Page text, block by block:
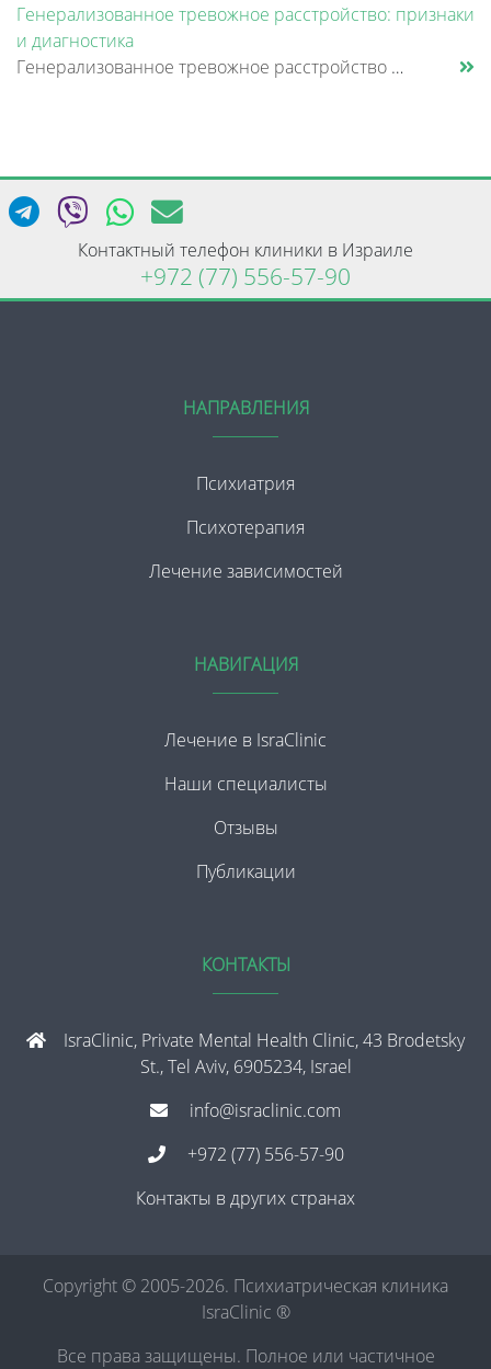
Генерализованное тревожное расстройство: признаки
и диагностика
Генерализованное тревожное расстройство — это состояние, при котором человек испытывает постоянное внутреннее напряжение......
Контактный телефон клиники в Израиле
+972 (77) 556-57-90
НАПРАВЛЕНИЯ
Психиатрия
Психотерапия
Лечение зависимостей
НАВИГАЦИЯ
Лечение в IsraClinic
Наши специалисты
Отзывы
Публикации
КОНТАКТЫ
IsraClinic, Private Mental Health Clinic, 43 Brodetsky
St., Tel Aviv, 6905234, Israel
info@israclinic.com
+972 (77) 556-57-90
Контакты в других странах
Copyright © 2005-2026. Психиатрическая клиника
IsraClinic ®
Все права защищены. Полное или частичное